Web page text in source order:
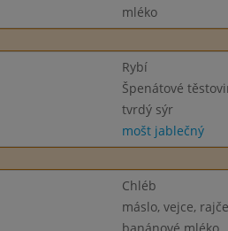
mléko
Rybí
Špenátové
tvrdý sýr
mošt jablečný
Chléb
máslo, vejce, rajče